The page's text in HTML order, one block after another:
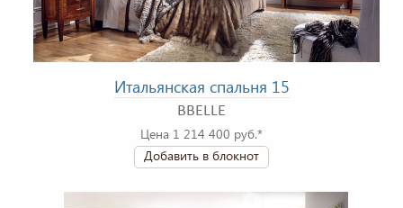
Итальянская спальня 15
BBELLE
Цена 1 214 400 руб.*
Добавить в блокнот